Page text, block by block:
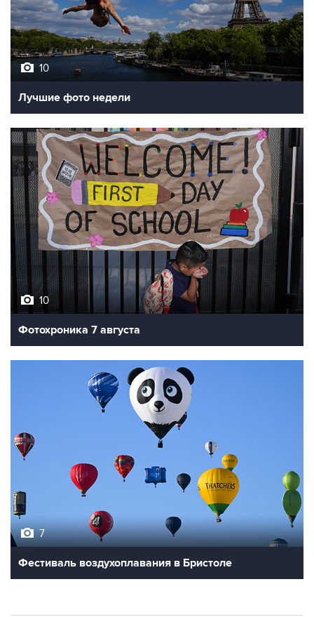
10
Лучшие фото недели
10
Фотохроника 7 августа
7
Фестиваль воздухоплавания в Бристоле